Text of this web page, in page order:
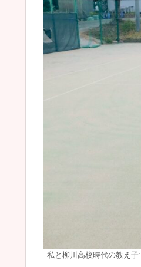
私と柳川高校時代の教え子